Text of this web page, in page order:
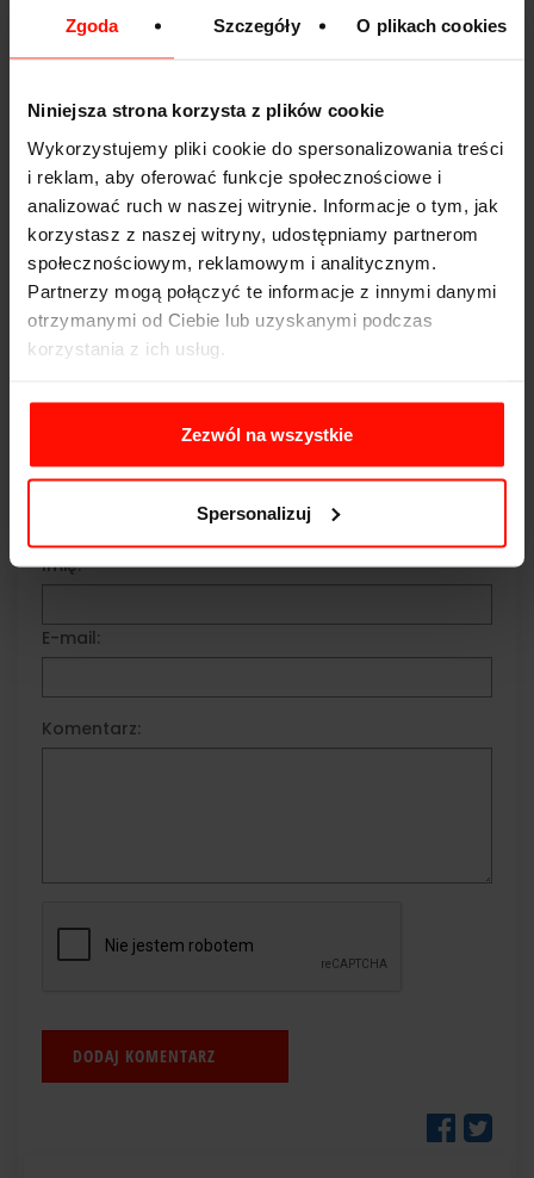
Zgoda Szczegóły O plikach cookies
Niniejsza strona korzysta z plików cookie
Wykorzystujemy pliki cookie do spersonalizowania treści
i reklam, aby oferować funkcje społecznościowe i
analizować ruch w naszej witrynie. Informacje o tym, jak
korzystasz z naszej witryny, udostępniamy partnerom
społecznościowym, reklamowym i analitycznym.
Partnerzy mogą połączyć te informacje z innymi danymi
otrzymanymi od Ciebie lub uzyskanymi podczas
korzystania z ich usług.
Zezwól na wszystkie
Spersonalizuj
za kółkiem o prowadzenie „super auta” na oponach z
Samochody znajdujące się w ofercie firmy zaopatrywane
osiągi przy wysokich prędkościach.
Komentarze
Imię:
E-mail:
Komentarz: